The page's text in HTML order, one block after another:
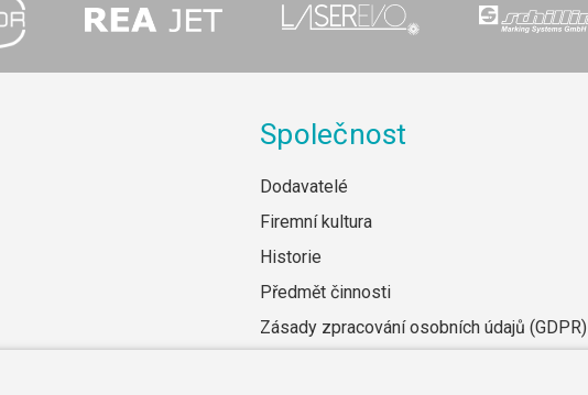
Společnost
Dodavatelé
Firemní kultura
Historie
Předmět činnosti
Zásady zpracování osobních údajů (GDPR)